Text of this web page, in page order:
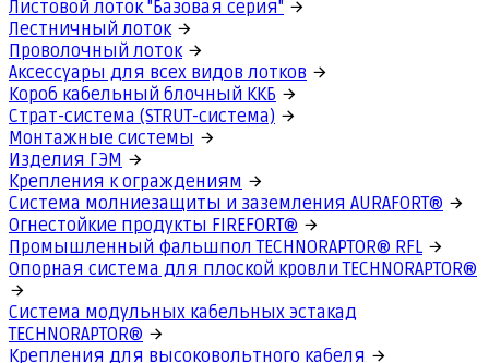
Листовой лоток "Базовая серия"
Лестничный лоток
Проволочный лоток
Аксессуары для всех видов лотков
Короб кабельный блочный ККБ
Страт-система (STRUT-система)
Монтажные системы
Изделия ГЭМ
Крепления к ограждениям
Система молниезащиты и заземления AURAFORT®
Огнестойкие продукты FIREFORT®
Промышленный фальшпол TECHNORAPTOR® RFL
Опорная система для плоской кровли TECHNORAPTOR®
Система модульных кабельных эстакад
TECHNORAPTOR®
Крепления для высоковольтного кабеля